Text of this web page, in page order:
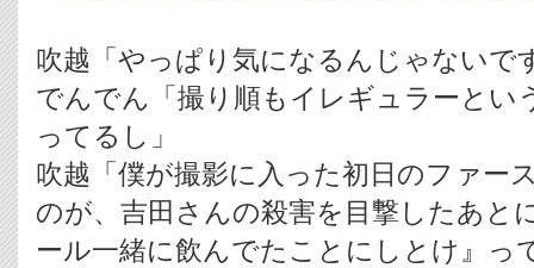
吹越「やっぱり気になるんじゃないで
でんでん「撮り順もイレギュラーとい
ってるし」
吹越「僕が撮影に入った初日のファー
のが、吉田さんの殺害を目撃したあと
ール一緒に飲んでたことにしとけ』っ